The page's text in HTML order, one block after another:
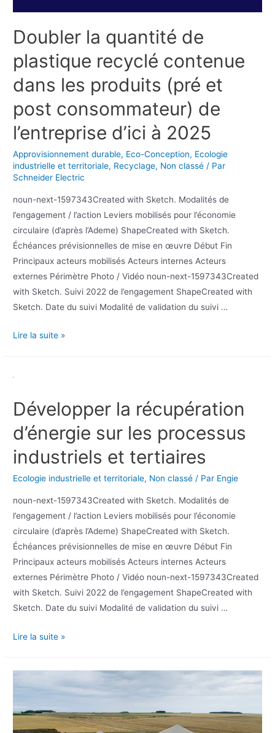
Doubler la quantité de
plastique recyclé contenue
dans les produits (pré et
post consommateur) de
l’entreprise d’ici à 2025
Approvisionnement durable, Eco-Conception, Ecologie
industrielle et territoriale, Recyclage, Non classé / Par
Schneider Electric
noun-next-1597343Created with Sketch. Modalités de
l’engagement / l’action Leviers mobilisés pour l’économie
circulaire (d’après l’Ademe) ShapeCreated with Sketch.
Échéances prévisionnelles de mise en œuvre Début Fin
Principaux acteurs mobilisés Acteurs internes Acteurs
externes Périmètre Photo / Vidéo noun-next-1597343Created
with Sketch. Suivi 2022 de l’engagement ShapeCreated with
Sketch. Date du suivi Modalité de validation du suivi …
Lire la suite »
Développer la récupération
d’énergie sur les processus
industriels et tertiaires
Ecologie industrielle et territoriale, Non classé / Par Engie
noun-next-1597343Created with Sketch. Modalités de
l’engagement / l’action Leviers mobilisés pour l’économie
circulaire (d’après l’Ademe) ShapeCreated with Sketch.
Échéances prévisionnelles de mise en œuvre Début Fin
Principaux acteurs mobilisés Acteurs internes Acteurs
externes Périmètre Photo / Vidéo noun-next-1597343Created
with Sketch. Suivi 2022 de l’engagement ShapeCreated with
Sketch. Date du suivi Modalité de validation du suivi …
Lire la suite »